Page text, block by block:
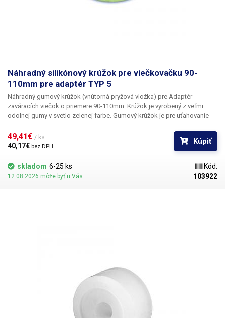
Náhradný silikónový krúžok pre viečkovačku 90-
110mm pre adaptér TYP 5
Náhradný gumový krúžok (vnútorná pryžová vložka) pre Adaptér
zaváracích viečok o priemere 90-110mm. Krúžok je vyrobený z veľmi
odolnej gumy v svetlo zelenej farbe. Gumový krúžok je pre uťahovanie
napr. Typ: Omnia, Twist, Kilner, apod.
49,41€ / ks
40,17€ bez DPH
Kúpiť
skladom 6-25 ks
12.08.2026 môže byť u Vás
Kód:
103922